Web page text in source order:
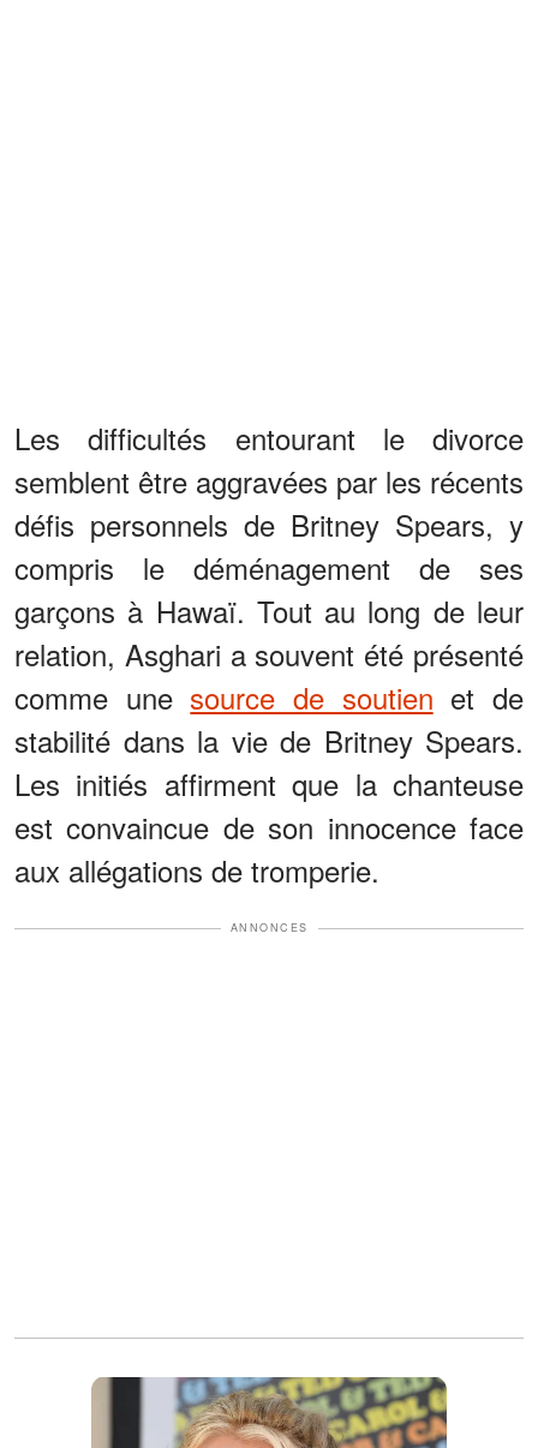
Les difficultés entourant le divorce
semblent être aggravées par les récents
défis personnels de Britney Spears, y
compris le déménagement de ses
garçons à Hawaï. Tout au long de leur
relation, Asghari a souvent été présenté
comme une source de soutien et de
stabilité dans la vie de Britney Spears.
Les initiés affirment que la chanteuse
est convaincue de son innocence face
aux allégations de tromperie.
ANNONCES